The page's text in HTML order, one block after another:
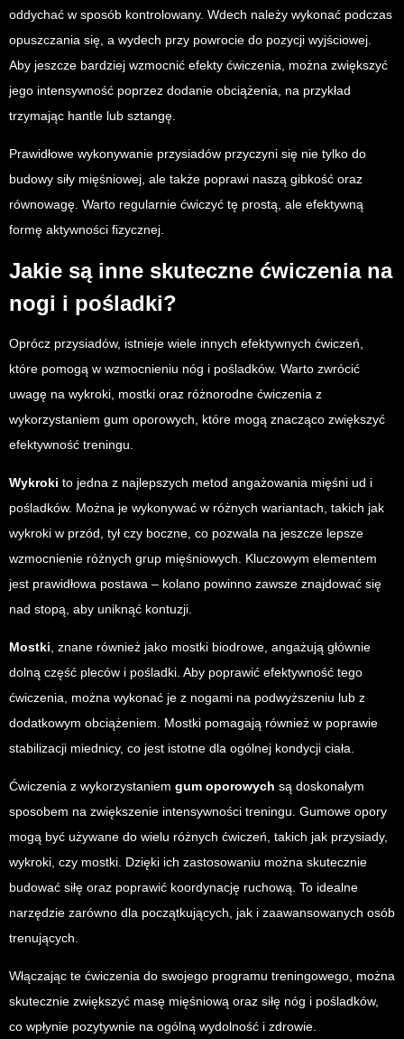
oddychać w sposób kontrolowany. Wdech należy wykonać podczas
opuszczania się, a wydech przy powrocie do pozycji wyjściowej.
Aby jeszcze bardziej wzmocnić efekty ćwiczenia, można zwiększyć
jego intensywność poprzez dodanie obciążenia, na przykład
trzymając hantle lub sztangę.
Prawidłowe wykonywanie przysiadów przyczyni się nie tylko do
budowy siły mięśniowej, ale także poprawi naszą gibkość oraz
równowagę. Warto regularnie ćwiczyć tę prostą, ale efektywną
formę aktywności fizycznej.
Jakie są inne skuteczne ćwiczenia na
nogi i pośladki?
Oprócz przysiadów, istnieje wiele innych efektywnych ćwiczeń,
które pomogą w wzmocnieniu nóg i pośladków. Warto zwrócić
uwagę na wykroki, mostki oraz różnorodne ćwiczenia z
wykorzystaniem gum oporowych, które mogą znacząco zwiększyć
efektywność treningu.
Wykroki to jedna z najlepszych metod angażowania mięśni ud i
pośladków. Można je wykonywać w różnych wariantach, takich jak
wykroki w przód, tył czy boczne, co pozwala na jeszcze lepsze
wzmocnienie różnych grup mięśniowych. Kluczowym elementem
jest prawidłowa postawa – kolano powinno zawsze znajdować się
nad stopą, aby uniknąć kontuzji.
Mostki, znane również jako mostki biodrowe, angażują głównie
dolną część pleców i pośladki. Aby poprawić efektywność tego
ćwiczenia, można wykonać je z nogami na podwyższeniu lub z
dodatkowym obciążeniem. Mostki pomagają również w poprawie
stabilizacji miednicy, co jest istotne dla ogólnej kondycji ciała.
Ćwiczenia z wykorzystaniem gum oporowych są doskonałym
sposobem na zwiększenie intensywności treningu. Gumowe opory
mogą być używane do wielu różnych ćwiczeń, takich jak przysiady,
wykroki, czy mostki. Dzięki ich zastosowaniu można skutecznie
budować siłę oraz poprawić koordynację ruchową. To idealne
narzędzie zarówno dla początkujących, jak i zaawansowanych osób
trenujących.
Włączając te ćwiczenia do swojego programu treningowego, można
skutecznie zwiększyć masę mięśniową oraz siłę nóg i pośladków,
co wpłynie pozytywnie na ogólną wydolność i zdrowie.